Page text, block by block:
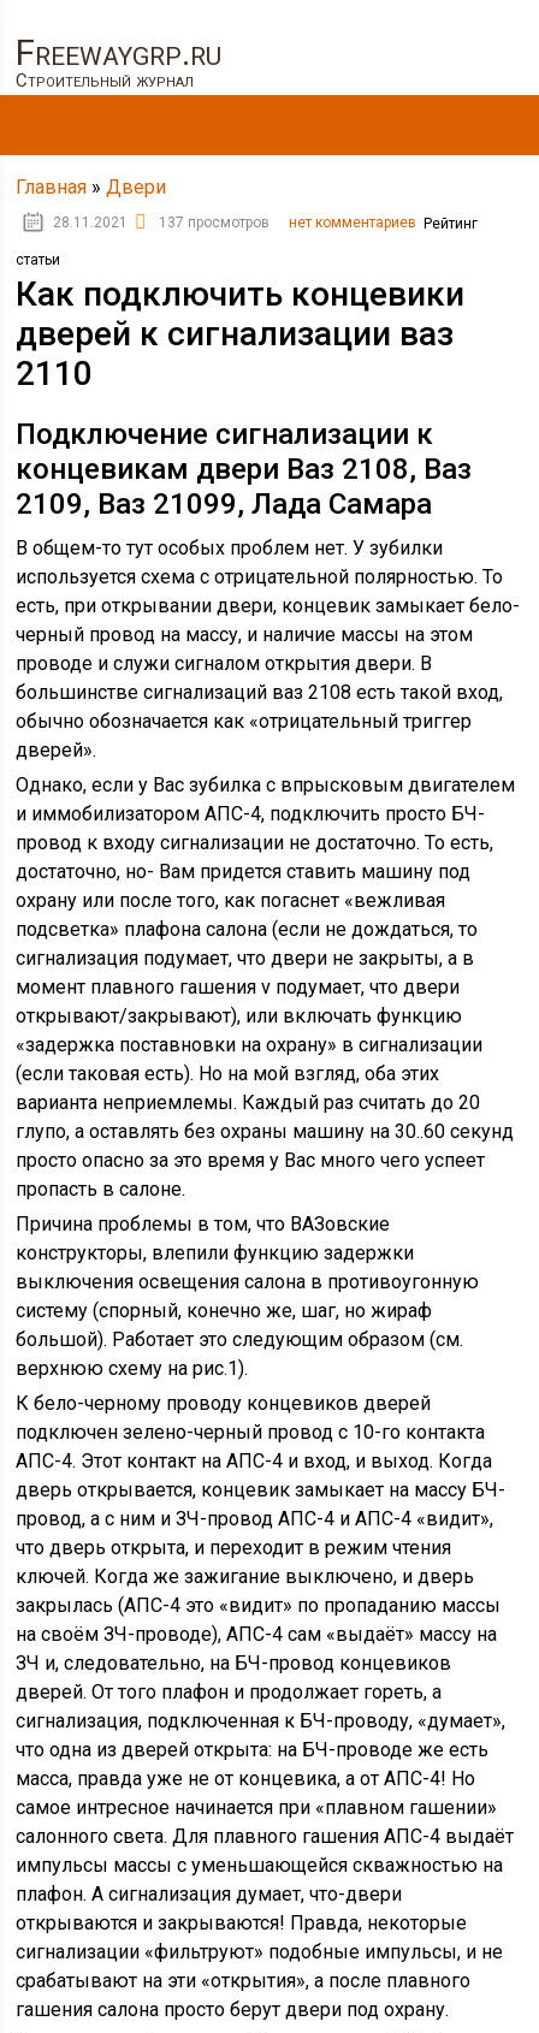
Freewaygrp.ru
Строительный журнал
Главная »Двери
28.11.2021 137 просмотров нет комментариев Рейтинг
статьи
Как подключить концевики
дверей к сигнализации ваз
2110
Подключение сигнализации к
концевикам двери Ваз 2108, Ваз
2109, Ваз 21099, Лада Самара
В общем-то тут особых проблем нет. У зубилки
используется схема с отрицательной полярностью. То
есть, при открывании двери, концевик замыкает бело-
черный провод на массу, и наличие массы на этом
проводе и служи сигналом открытия двери. В
большинстве сигнализаций ваз 2108 есть такой вход,
обычно обозначается как «отрицательный триггер
дверей».
Однако, если у Вас зубилка с впрысковым двигателем
и иммобилизатором АПС-4, подключить просто БЧ-
провод к входу сигнализации не достаточно. То есть,
достаточно, но- Вам придется ставить машину под
охрану или после того, как погаснет «вежливая
подсветка» плафона салона (если не дождаться, то
сигнализация подумает, что двери не закрыты, а в
момент плавного гашения v подумает, что двери
открывают/закрывают), или включать функцию
«задержка поставновки на охрану» в сигнализации
(если таковая есть). Но на мой взгляд, оба этих
варианта неприемлемы. Каждый раз считать до 20
глупо, а оставлять без охраны машину на 30..60 секунд
просто опасно за это время у Вас много чего успеет
пропасть в салоне.
Причина проблемы в том, что ВАЗовские
конструкторы, влепили функцию задержки
выключения освещения салона в противоугонную
систему (спорный, конечно же, шаг, но жираф
большой). Работает это следующим образом (см.
верхнюю схему на рис.1).
К бело-черному проводу концевиков дверей
подключен зелено-черный провод с 10-го контакта
АПС-4. Этот контакт на АПС-4 и вход, и выход. Когда
дверь открывается, концевик замыкает на массу БЧ-
провод, а с ним и ЗЧ-провод АПС-4 и АПС-4 «видит»,
что дверь открыта, и переходит в режим чтения
ключей. Когда же зажигание выключено, и дверь
закрылась (АПС-4 это «видит» по пропаданию массы
на своём ЗЧ-проводе), АПС-4 сам «выдаёт» массу на
ЗЧ и, следовательно, на БЧ-провод концевиков
дверей. От того плафон и продолжает гореть, а
сигнализация, подключенная к БЧ-проводу, «думает»,
что одна из дверей открыта: на БЧ-проводе же есть
масса, правда уже не от концевика, а от АПС-4! Но
самое интресное начинается при «плавном гашении»
салонного света. Для плавного гашения АПС-4 выдаёт
импульсы массы с уменьшающейся скважностью на
плафон. А сигнализация думает, что-двери
открываются и закрываются! Правда, некоторые
сигнализации «фильтруют» подобные импульсы, и не
срабатывают на эти «открытия», а после плавного
гашения салона просто берут двери под охрану.